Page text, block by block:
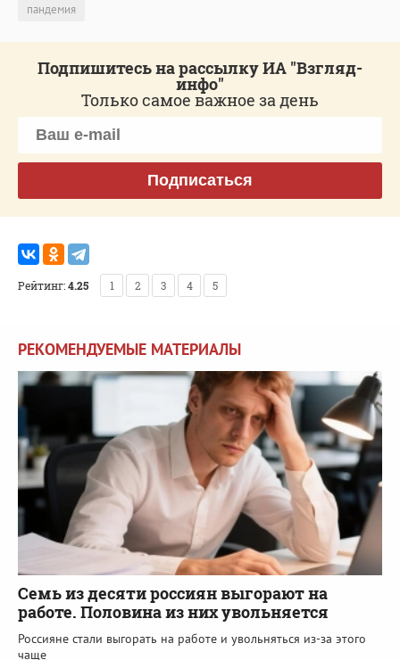
пандемия
Подпишитесь на рассылку ИА "Взгляд-
инфо"
Только самое важное за день
Подписаться
Рейтинг:4.25 1 2 3 4 5
РЕКОМЕНДУЕМЫЕ МАТЕРИАЛЫ
Семь из десяти россиян выгорают на
работе. Половина из них увольняется
Россияне стали выгорать на работе и увольняться из-за этого
чаще